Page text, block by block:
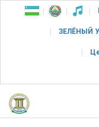
ЗЕЛЁНЫЙ